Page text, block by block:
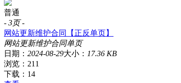
普通
- 3页-
网站更新维护合同【正反单页】
网站更新维护合同单页
日期： 2024-08-29大小： 17.36 KB
浏览：211
下载：14